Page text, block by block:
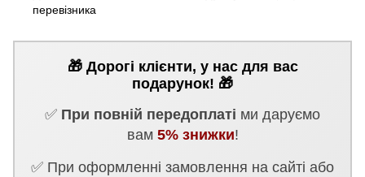
перевізника
🎁 Дорогі клієнти, у нас для вас
подарунок! 🎁
✅ При повній передоплаті ми даруємо
вам 5% знижки!
✅ При оформленні замовлення на сайті або